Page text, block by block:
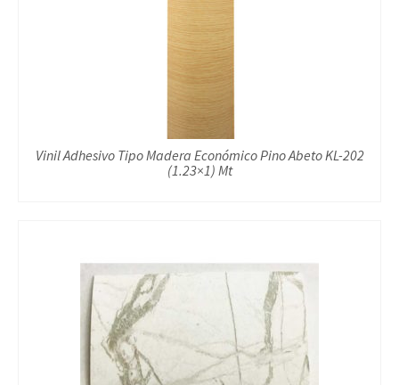
Vinil Adhesivo Tipo Madera Económico Pino Abeto KL-202
(1.23×1) Mt